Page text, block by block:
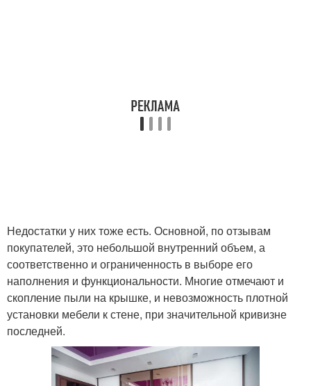
Недостатки у них тоже есть. Основной, по отзывам
покупателей, это небольшой внутренний объем, а
соответственно и ограниченность в выборе его
наполнения и функциональности. Многие отмечают и
скопление пыли на крышке, и невозможность плотной
установки мебели к стене, при значительной кривизне
последней.